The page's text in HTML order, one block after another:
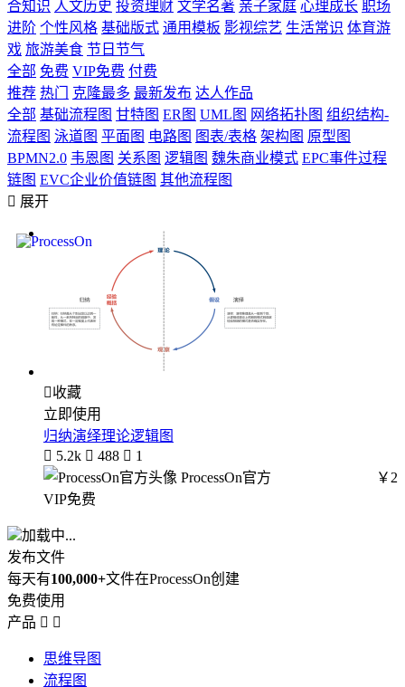
合知识 人文历史 投资理财 文学名著 亲子家庭 心理成长 职场
进阶 个性风格 基础版式 通用模板 影视综艺 生活常识 体育游
戏 旅游美食 节日节气
全部 免费 VIP免费 付费
推荐 热门 克隆最多 最新发布 达人作品
全部 基础流程图 甘特图 ER图 UML图 网络拓扑图 组织结构-
流程图 泳道图 平面图 电路图 图表/表格 架构图 原型图
BPMN2.0 韦恩图 关系图 逻辑图 魏朱商业模式 EPC事件过程
链图 EVC企业价值链图 其他流程图
 展开
收藏
立即使用
归纳演绎理论逻辑图
 5.2k  488  1
ProcessOn官方
￥2
VIP免费
加载中...
发布文件
每天有100,000+文件在ProcessOn创建
免费使用
产品  
思维导图
流程图